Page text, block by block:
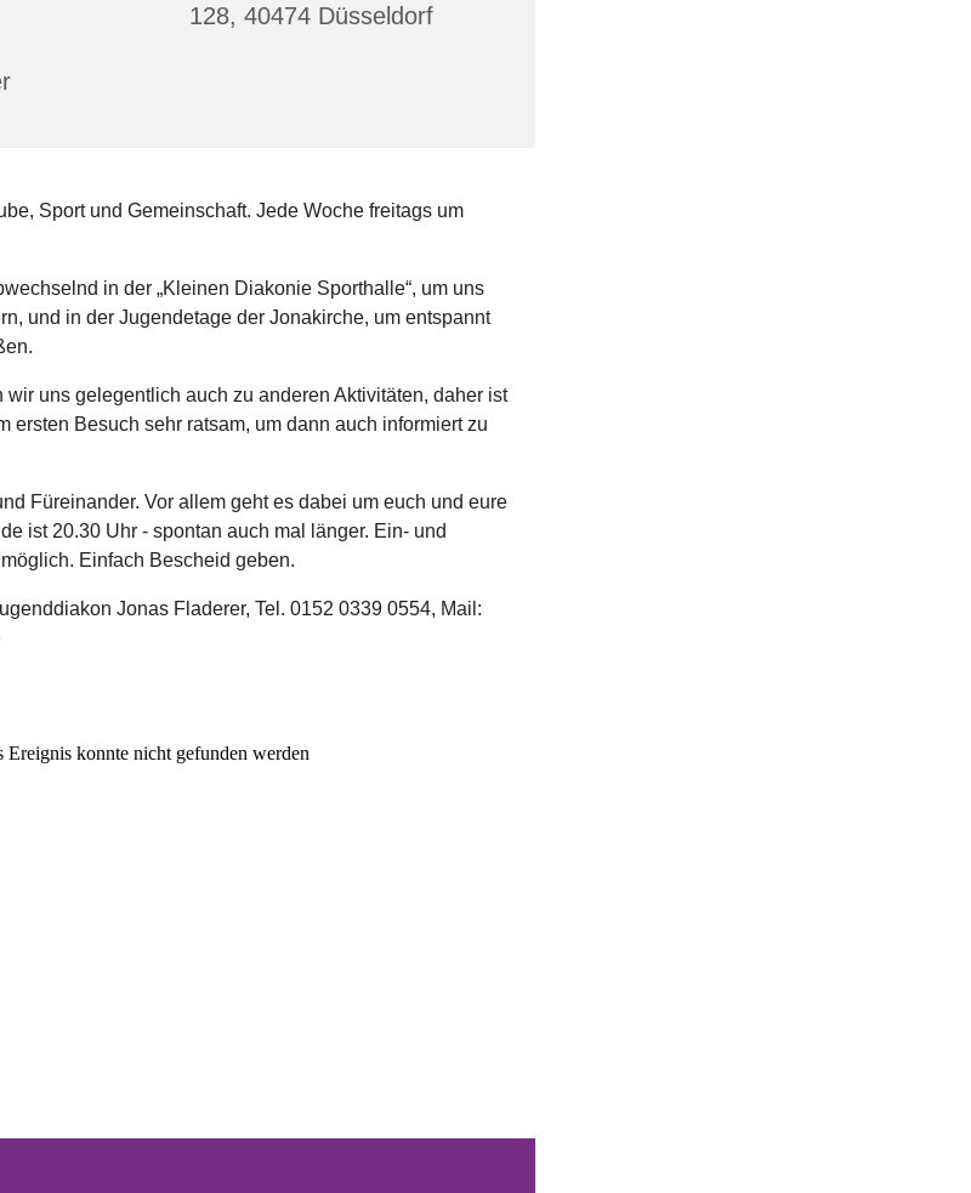
128, 40474 Düsseldorf
Sport und Gemeinschaft. Jede Woche freitags um
in der „Kleinen Diakonie Sporthalle“, um uns
und in der Jugendetage der Jonakirche, um entspannt
uns gelegentlich auch zu anderen Aktivitäten, daher ist
ersten Besuch sehr ratsam, um dann auch informiert zu
Füreinander. Vor allem geht es dabei um euch und eure
ist 20.30 Uhr - spontan auch mal länger. Ein- und
Einfach Bescheid geben.
Jonas Fladerer, Tel. 0152 0339 0554, Mail: